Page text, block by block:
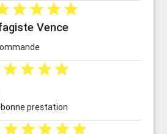
starstarstarstar
Vence
starstarstarstar
prestation
starstarstarstarstar